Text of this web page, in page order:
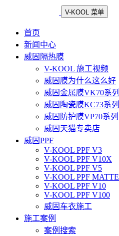
V-KOOL 菜单
首页
新闻中心
威固隔热膜
V-KOOL 施工视频
威固膜为什么这么好
威固金属膜VK70系列
威固陶瓷膜KC73系列
威固防护膜VP70系列
威固天猫专卖店
威固PPF
V-KOOL PPF V3
V-KOOL PPF V10X
V-KOOL PPF V5
V-KOOL PPF MATTE
V-KOOL PPF V10
V-KOOL PPF V100
威固车衣施工
施工案例
案例搜索